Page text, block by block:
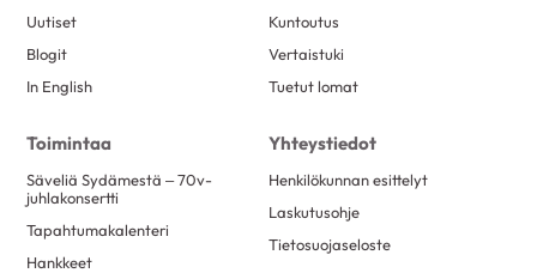
Uutiset
Blogit
In English
Kuntoutus
Vertaistuki
Tuetut lomat
Toimintaa
Säveliä Sydämestä – 70v-
juhlakonsertti
Tapahtumakalenteri
Hankkeet
Yhteystiedot
Henkilökunnan esittelyt
Laskutusohje
Tietosuojaseloste